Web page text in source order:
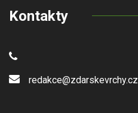
Kontakty
redakce@zdarskevrchy.cz